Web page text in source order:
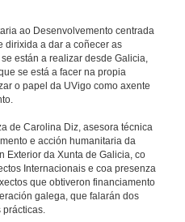
ao Desenvolvemento centrada
dirixida a dar a coñecer as
están a realizar desde Galicia,
se está a facer na propia
o papel da UVigo como axente
de Carolina Diz, asesora técnica
e acción humanitaria da
Exterior da Xunta de Galicia, co
Internacionais e coa presenza
que obtiveron financiamento
galega, que falarán dos
prácticas.
e contexto
de 2021